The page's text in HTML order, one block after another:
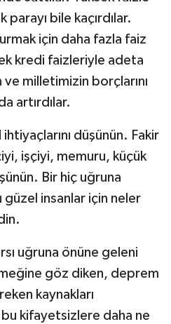
parayı bile kaçırdılar.
için daha fazla faiz
kredi faizleriyle adeta
milletimizin borçlarını
artırdılar.
düşünün. Fakir
işçiyi, memuru, küçük
Bir hiç uğruna
güzel insanlar için neler
uğruna önüne geleni
göz diken, deprem
kaynakları
kifayetsizlere daha ne